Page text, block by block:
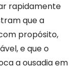
rapidamente
que a
propósito,
e que o
a ousadia em